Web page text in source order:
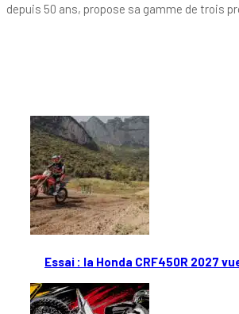
depuis 50 ans, propose sa gamme de trois
Essai : la Honda CRF450R 2027